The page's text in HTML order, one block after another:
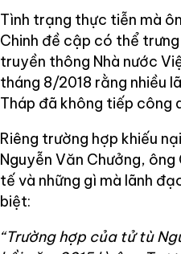
Tình trạng thực tiễn mà
Chinh đề cập có thể
truyền thông Nhà nước
tháng 8/2018 rằng nhiều
Tháp đã không tiếp công
Riêng trường hợp khiếu
Nguyễn Văn Chưởng,
tế và những gì mà lãnh
biệt:
“Trường hợp của tử tù